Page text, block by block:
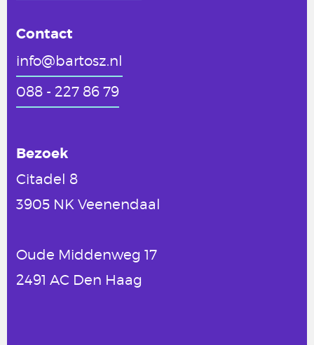
Contact
info@bartosz.nl
088 - 227 86 79
Bezoek
Citadel 8
3905 NK Veenendaal
Oude Middenweg 17
2491 AC Den Haag